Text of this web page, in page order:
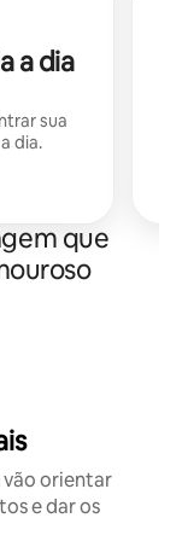
a dia
sua
dia.
que
vão orientar
e dar os